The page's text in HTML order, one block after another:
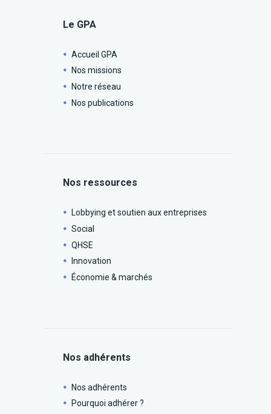
Le GPA
Accueil GPA
Nos missions
Notre réseau
Nos publications
Nos ressources
Lobbying et soutien aux entreprises
Social
QHSE
Innovation
Économie & marchés
Nos adhérents
Nos adhérents
Pourquoi adhérer ?